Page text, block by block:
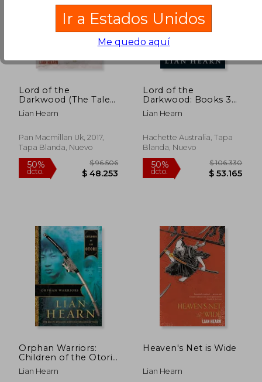
50%
dcto.
$ 99.644
dcto.
Lord of the
Darkwood (The Tale
of Shikanoko) (en
Inglés)
Lian Hearn
Pan Macmillan Uk, 2017,
Tapa Blanda, Nuevo
Lord of the
Darkwood: Books 3
and 4 in the Tale of
Shikanoko Series (en
Lian Hearn
Hachette Australia, Tapa
Blanda, Nuevo
Orphan Warriors:
Children of the Otori
Book 1 (Tales of the
Otori) (en Inglés)
Lian Hearn
Heaven's Net is Wide
Lian Hearn
Ir a Estados Unidos
Me quedo aquí